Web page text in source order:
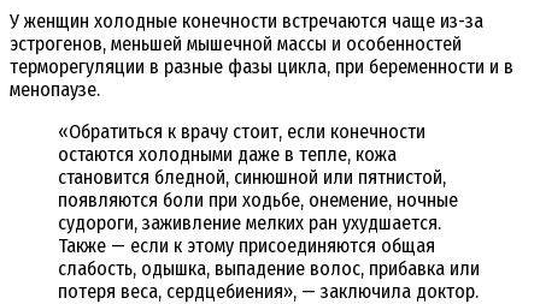
У женщин холодные конечности встречаются чаще из-за
эстрогенов, меньшей мышечной массы и особенностей
терморегуляции в разные фазы цикла, при беременности и в
менопаузе.
«Обратиться к врачу стоит, если конечности
остаются холодными даже в тепле, кожа
становится бледной, синюшной или пятнистой,
появляются боли при ходьбе, онемение, ночные
судороги, заживление мелких ран ухудшается.
Также — если к этому присоединяются общая
слабость, одышка, выпадение волос, прибавка или
потеря веса, сердцебиения», — заключила доктор.